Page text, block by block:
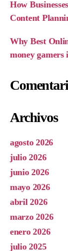
How
Content
Why Best
money gamers
Archivos
agosto 2026
julio 2026
junio 2026
mayo 2026
abril 2026
marzo 2026
enero 2026
julio 2025